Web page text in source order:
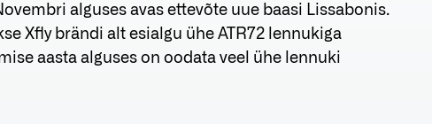
alguses avas ettevõte uue baasi Lissabonis.
Xfly brändi alt esialgu ühe ATR72 lennukiga
aasta alguses on oodata veel ühe lennuki